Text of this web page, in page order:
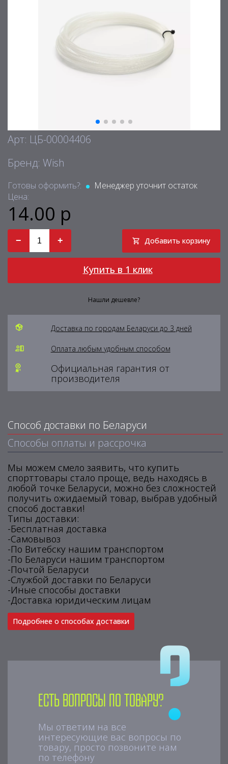
Арт: ЦБ-00004406
Бренд: Wish
Готовы оформить?:
Менеджер уточнит остаток
Цена:
14.00 р
− + Добавить корзину
Купить в 1 клик
Нашли дешевле?
Доставка по городам Беларуси до 3 дней
Оплата любым удобным способом
Официальная гарантия от
производителя
Способ доставки по Беларуси
Способы оплаты и рассрочка
Мы можем смело заявить, что купить
спорттовары стало проще, ведь находясь в
любой точке Беларуси, можно без сложностей
получить ожидаемый товар, выбрав удобный
способ доставки!
Типы доставки:
-Бесплатная доставка
-Самовывоз
-По Витебску нашим транспортом
-По Беларуси нашим транспортом
-Почтой Беларуси
-Службой доставки по Беларуси
-Иные способы доставки
-Доставка юридическим лицам
Подробнее о способах доставки
Есть вопросы по товару?
Мы ответим на все
интересующие вас вопросы по
товару, просто позвоните нам
по телефону